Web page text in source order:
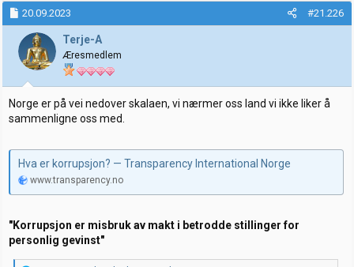
k
s
j
o
n
e
r
:
20.09.2023 #21.226
Terje-A
Æresmedlem
Norge er på vei nedover skalaen, vi nærmer oss land vi ikke liker å
sammenligne oss med.
Hva er korrupsjon? — Transparency International Norge
www.transparency.no
"Korrupsjon er misbruk av makt i betrodde stillinger for
personlig gevinst"